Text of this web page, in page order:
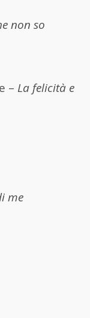
non so
– La felicità e
me